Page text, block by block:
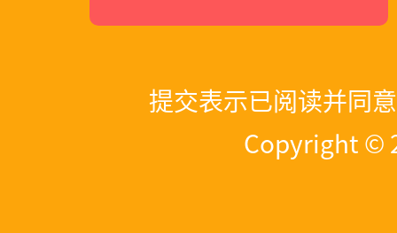
提交表示已阅读并同
Copyright ©